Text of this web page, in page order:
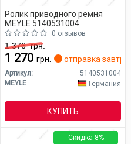
Ролик приводного ремня
MEYLE 5140531004
0 отзывов
1 376грн.
1 270 грн. отправка завтра
Артикул:
5140531004
MEYLE
Германия
КУПИТЬ
Скидка 8%